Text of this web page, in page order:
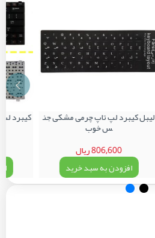
لیبل کیبرد لپ تاپ چرمی مشکی جن
س خوب
806,600 ریال
افزودن به سبد خرید